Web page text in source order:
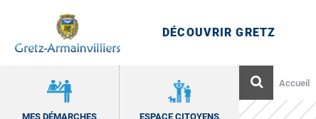
contenu
Gretz-Armainvilliers
Site officiel de Gretz-Armainvilliers, commune
DÉCOUVRIR GRETZ
Rechercher
Accueil
MES DÉMARCHES ESPACE CITOYENS